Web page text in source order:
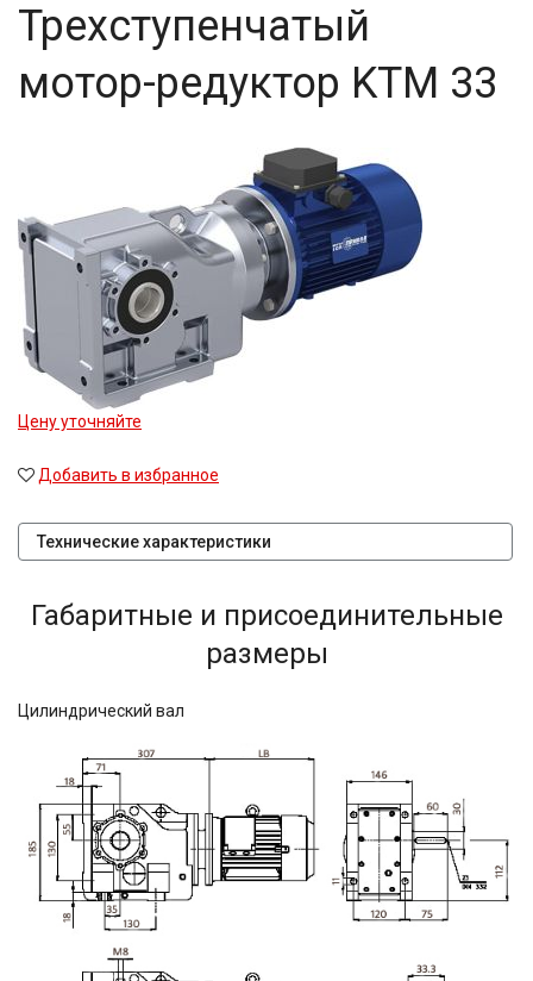
Трехступенчатый
мотор-редуктор KTM 33
Цену уточняйте
Добавить в избранное
Технические характеристики
Габаритные и присоединительные
размеры
Цилиндрический вал